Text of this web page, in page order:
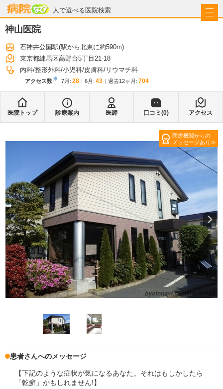
人で選べる医院検索
病院なび
神山医院
石神井公園駅(駅から北東に約590m)
東京都練馬区高野台5丁目21-18
内科 整形外科 小児科 皮膚科 リウマチ科
アクセス数※ 7月 : 28 6月 : 43 過去12ヶ月: 704
医院トップ 診療案内 医師 口コミ(0) アクセス
医療機関からの
メッセージあり
患者さんへのメッセージ
【下記のような症状が気になるあなた。それはもしかしたら
「乾癬」かもしれません!】